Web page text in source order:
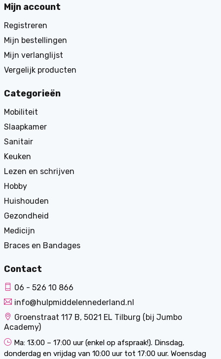
Mijn account
Registreren
Mijn bestellingen
Mijn verlanglijst
Vergelijk producten
Categorieën
Mobiliteit
Slaapkamer
Sanitair
Keuken
Lezen en schrijven
Hobby
Huishouden
Gezondheid
Medicijn
Braces en Bandages
Contact
06 - 526 10 866
info@hulpmiddelennederland.nl
Groenstraat 117 B, 5021 EL Tilburg (bij Jumbo
Academy)
Ma: 13:00 – 17:00 uur (enkel op afspraak!). Dinsdag,
donderdag en vrijdag van 10:00 uur tot 17:00 uur. Woensdag